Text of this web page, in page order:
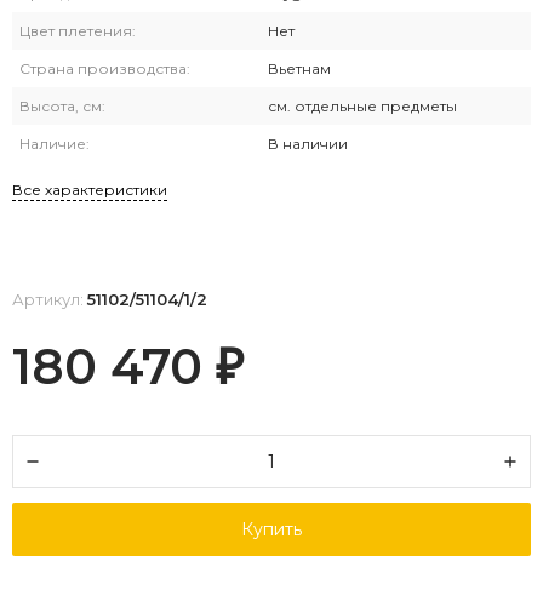
Цвет плетения: Нет
Страна производства: Вьетнам
Высота, см: см. отдельные предметы
Наличие: В наличии
Все характеристики
Артикул: 51102/51104/1/2
180 470 ₽
Купить